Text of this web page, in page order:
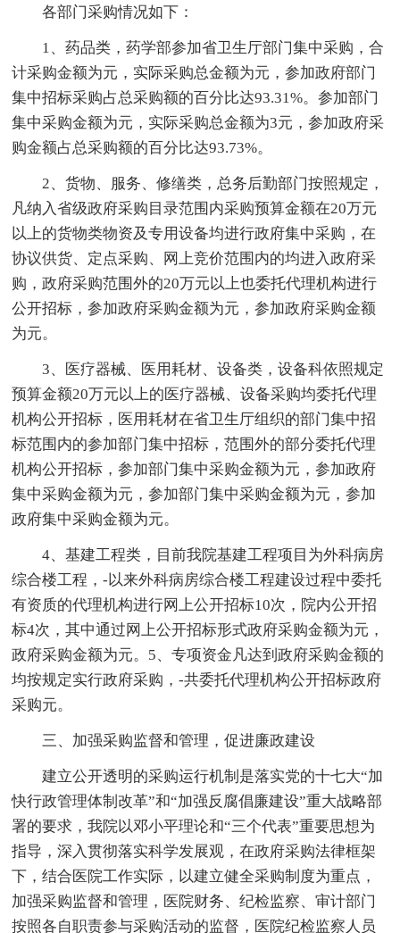
各部门采购情况如下：
1、药品类，药学部参加省卫生厅部门集中采购，合
计采购金额为元，实际采购总金额为元，参加政府部门
集中招标采购占总采购额的百分比达93.31%。参加部门
集中采购金额为元，实际采购总金额为3元，参加政府采
购金额占总采购额的百分比达93.73%。
2、货物、服务、修缮类，总务后勤部门按照规定，
凡纳入省级政府采购目录范围内采购预算金额在20万元
以上的货物类物资及专用设备均进行政府集中采购，在
协议供货、定点采购、网上竞价范围内的均进入政府采
购，政府采购范围外的20万元以上也委托代理机构进行
公开招标，参加政府采购金额为元，参加政府采购金额
为元。
3、医疗器械、医用耗材、设备类，设备科依照规定
预算金额20万元以上的医疗器械、设备采购均委托代理
机构公开招标，医用耗材在省卫生厅组织的部门集中招
标范围内的参加部门集中招标，范围外的部分委托代理
机构公开招标，参加部门集中采购金额为元，参加政府
集中采购金额为元，参加部门集中采购金额为元，参加
政府集中采购金额为元。
4、基建工程类，目前我院基建工程项目为外科病房
综合楼工程，-以来外科病房综合楼工程建设过程中委托
有资质的代理机构进行网上公开招标10次，院内公开招
标4次，其中通过网上公开招标形式政府采购金额为元，
政府采购金额为元。5、专项资金凡达到政府采购金额的
均按规定实行政府采购，-共委托代理机构公开招标政府
采购元。
三、加强采购监督和管理，促进廉政建设
建立公开透明的采购运行机制是落实党的十七大“加
快行政管理体制改革”和“加强反腐倡廉建设”重大战略部
署的要求，我院以邓小平理论和“三个代表”重要思想为
指导，深入贯彻落实科学发展观，在政府采购法律框架
下，结合医院工作实际，以建立健全采购制度为重点，
加强采购监督和管理，医院财务、纪检监察、审计部门
按照各自职责参与采购活动的监督，医院纪检监察人员